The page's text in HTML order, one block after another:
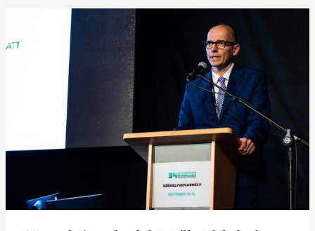
befektetők
térképén:
lehetőségei